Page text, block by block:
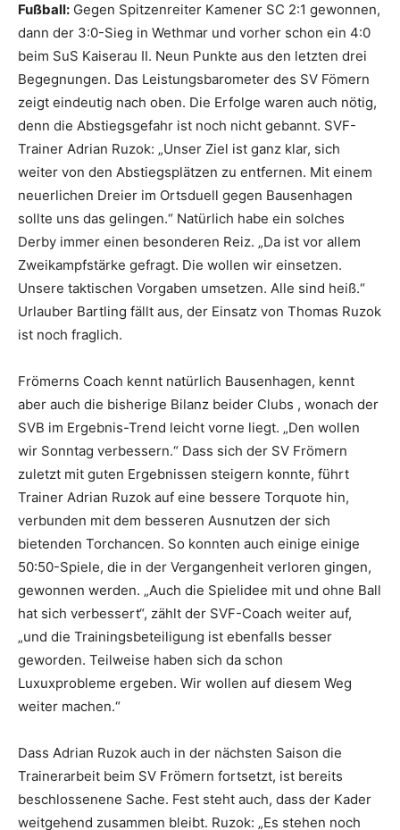
Fußball: Gegen Spitzenreiter Kamener SC 2:1 gewonnen,
dann der 3:0-Sieg in Wethmar und vorher schon ein 4:0
beim SuS Kaiserau II. Neun Punkte aus den letzten drei
Begegnungen. Das Leistungsbarometer des SV Fömern
zeigt eindeutig nach oben. Die Erfolge waren auch nötig,
denn die Abstiegsgefahr ist noch nicht gebannt. SVF-
Trainer Adrian Ruzok: „Unser Ziel ist ganz klar, sich
weiter von den Abstiegsplätzen zu entfernen. Mit einem
neuerlichen Dreier im Ortsduell gegen Bausenhagen
sollte uns das gelingen.“ Natürlich habe ein solches
Derby immer einen besonderen Reiz. „Da ist vor allem
Zweikampfstärke gefragt. Die wollen wir einsetzen.
Unsere taktischen Vorgaben umsetzen. Alle sind heiß.“
Urlauber Bartling fällt aus, der Einsatz von Thomas Ruzok
ist noch fraglich.
Frömerns Coach kennt natürlich Bausenhagen, kennt
aber auch die bisherige Bilanz beider Clubs , wonach der
SVB im Ergebnis-Trend leicht vorne liegt. „Den wollen
wir Sonntag verbessern.“ Dass sich der SV Frömern
zuletzt mit guten Ergebnissen steigern konnte, führt
Trainer Adrian Ruzok auf eine bessere Torquote hin,
verbunden mit dem besseren Ausnutzen der sich
bietenden Torchancen. So konnten auch einige einige
50:50-Spiele, die in der Vergangenheit verloren gingen,
gewonnen werden. „Auch die Spielidee mit und ohne Ball
hat sich verbessert“, zählt der SVF-Coach weiter auf,
„und die Trainingsbeteiligung ist ebenfalls besser
geworden. Teilweise haben sich da schon
Luxuxprobleme ergeben. Wir wollen auf diesem Weg
weiter machen.“
Dass Adrian Ruzok auch in der nächsten Saison die
Trainerarbeit beim SV Frömern fortsetzt, ist bereits
beschlossenene Sache. Fest steht auch, dass der Kader
weitgehend zusammen bleibt. Ruzok: „Es stehen noch